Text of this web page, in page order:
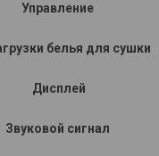
Управление
белья для сушки
Дисплей
Звуковой сигнал